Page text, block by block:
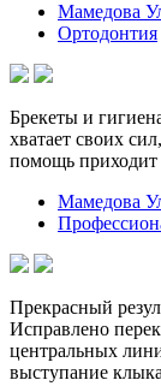
Мамедова
Ортодонтия
Брекеты и
хватает своих
помощь приходит
Мамедова
Прекрасный
Исправлено
центральных
выступание